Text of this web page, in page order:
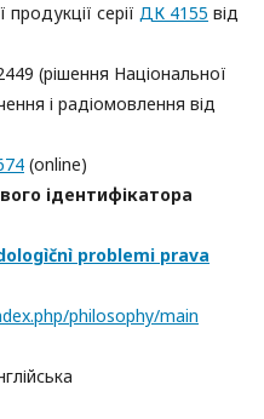
серії ДК 4155 від
(рішення Національної
і радіомовлення від
(online)
ідентифікатора
ìčnì problemi prava
philosophy/main